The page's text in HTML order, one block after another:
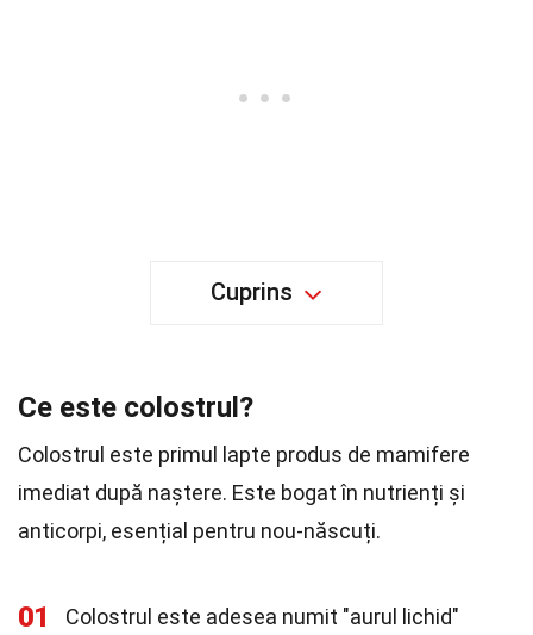
Cuprins
Ce este colostrul?
Colostrul este primul lapte produs de mamifere
imediat după naștere. Este bogat în nutrienți și
anticorpi, esențial pentru nou-născuți.
01
Colostrul este adesea numit "aurul lichid"